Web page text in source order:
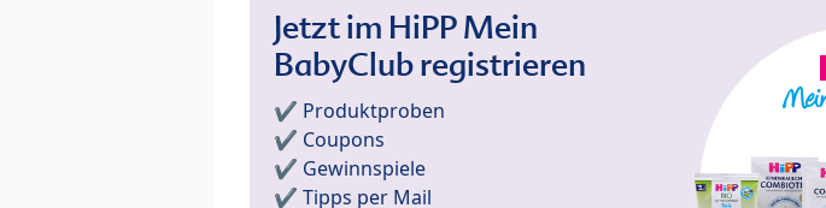
Jetzt im HiPP Mein
BabyClub registrieren
✔️ Produktproben
✔️ Coupons
✔️ Gewinnspiele
✔️ Tipps per Mail